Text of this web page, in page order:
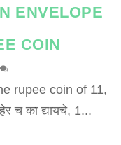
ENVELOPE
COIN
rupee coin of 11,
च का द्यायचे, 1...